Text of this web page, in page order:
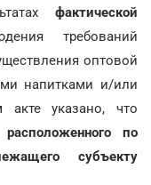
фактической
требований
оптовой
напитками и/или
указано, что
расположенного по
субъекту